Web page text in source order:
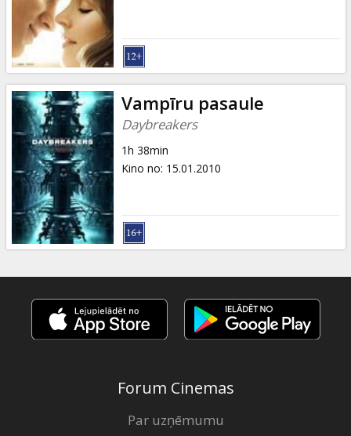
Vampīru pasaule
Daybreakers
1h 38min
Kino no: 15.01.2010
Forum Cinemas
Par uzņēmumu